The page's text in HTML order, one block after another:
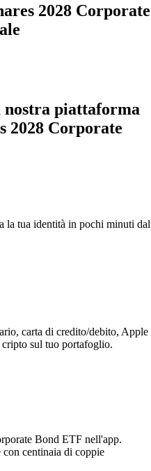
2028 Corporate
nostra piattaforma
2028 Corporate
la tua identità in pochi minuti dal
carta di credito/debito, Apple
sul tuo portafoglio.
Bond ETF nell'app.
centinaia di coppie